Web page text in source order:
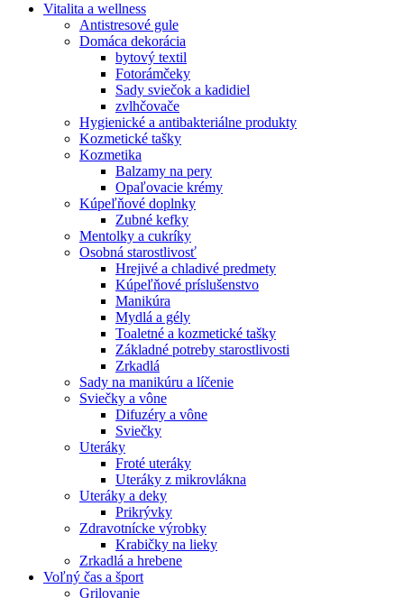
Vitalita a wellness
Antistresové gule
Domáca dekorácia
bytový textil
Fotorámčeky
Sady sviečok a kadidiel
zvlhčovače
Hygienické a antibakteriálne produkty
Kozmetické tašky
Kozmetika
Balzamy na pery
Opaľovacie krémy
Kúpeľňové doplnky
Zubné kefky
Mentolky a cukríky
Osobná starostlivosť
Hrejivé a chladivé predmety
Kúpeľňové príslušenstvo
Manikúra
Mydlá a gély
Toaletné a kozmetické tašky
Základné potreby starostlivosti
Zrkadlá
Sady na manikúru a líčenie
Sviečky a vône
Difuzéry a vône
Sviečky
Uteráky
Froté uteráky
Uteráky z mikrovlákna
Uteráky a deky
Prikrývky
Zdravotnícke výrobky
Krabičky na lieky
Zrkadlá a hrebene
Voľný čas a šport
Grilovanie